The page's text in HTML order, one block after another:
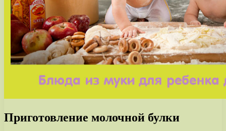
Приготовление молочной булки